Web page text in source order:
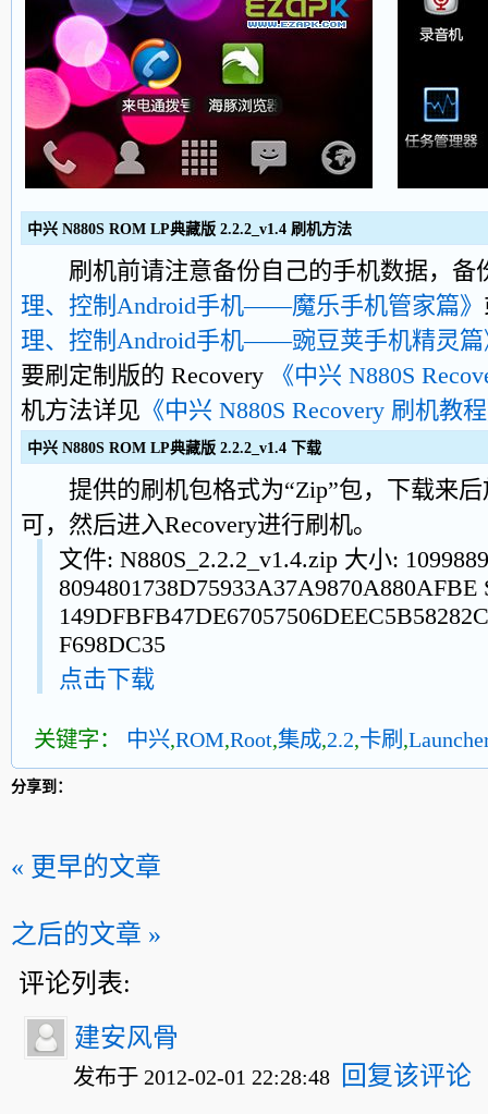
中兴 N880S ROM LP典藏版 2.2.2_v1.4 刷机方法
刷机前请注意备份自己的手机数据，备
理、控制Android手机——魔乐手机管家篇》
理、控制Android手机——豌豆荚手机精灵篇
要刷定制版的 Recovery
《中兴 N880S
机方法详见 《中兴 N880S Recovery 刷机教
中兴 N880S ROM LP典藏版 2.2.2_v1.4 下载
提供的刷机包格式为“Zip”包，下载来后
可，然后进入Recovery进行刷机。
文件: N880S_2.2.2_v1.4.zip 大小:
8094801738D75933A37A9870A880AFBE
F698DC35
点击下载
关键字： 中兴,ROM,Root,集成,2.2,卡刷 ,
分享到：
« 更早的文章
之后的文章 »
评论列表:
建安风骨
发布于 2012-02-01 22:28:48 回复该评论